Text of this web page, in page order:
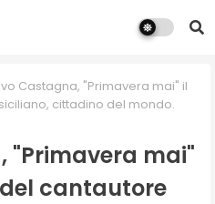
Castagna, "Primavera mai" il
cittadino del mondo.
"Primavera mai"
cantautore